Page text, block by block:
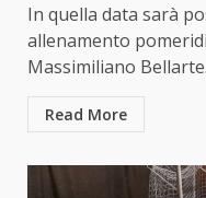
In quella data sarà
allenamento
Massimiliano
Read More